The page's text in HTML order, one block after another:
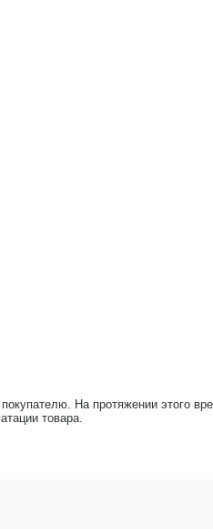
На протяжении этого
товара.